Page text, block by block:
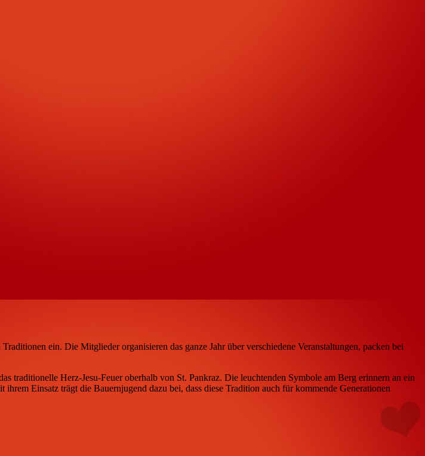
ein. Die Mitglieder organisieren das ganze Jahr über verschiedene Veranstaltungen, packen bei
traditionelle Herz-Jesu-Feuer oberhalb von St. Pankraz. Die leuchtenden Symbole am Berg erinnern an ein
Einsatz trägt die Bauernjugend dazu bei, dass diese Tradition auch für kommende Generationen